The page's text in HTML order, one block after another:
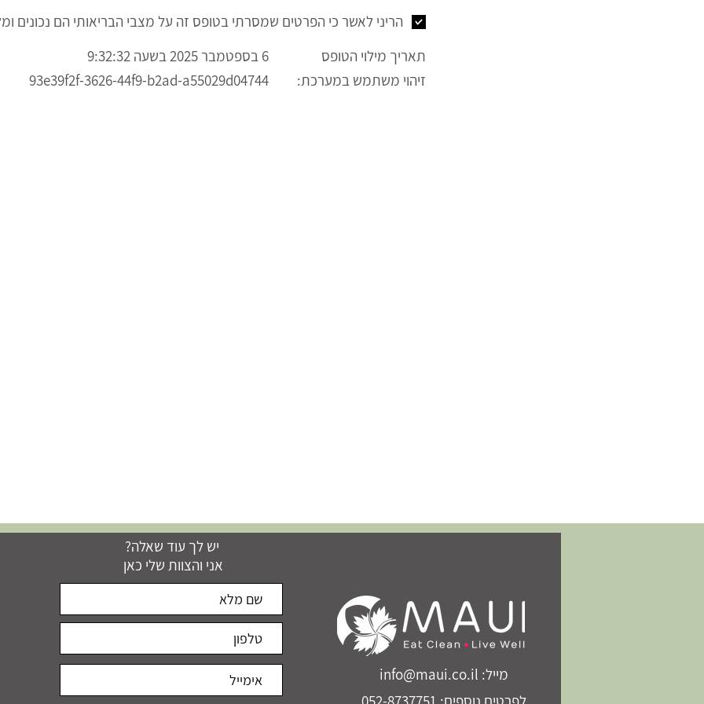
הריני לאשר כי הפרטים שמסרתי בטופס זה על מצבי הבריאותי הם נכונים
תאריך מילוי הטופס
6 בספטמבר 2025 בשעה 9:32:32
זיהוי משתמש במערכת:
93e39f2f-3626-44f9-b2ad-a55029d04744
יש לך עוד שאלה?
אני והצוות שלי כאן
מייל: info@maui.co.il